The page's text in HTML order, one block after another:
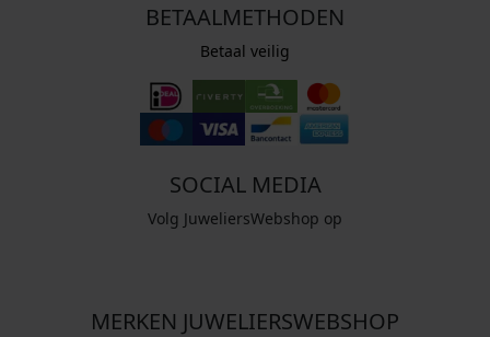
BETAALMETHODEN
Betaal veilig
SOCIAL MEDIA
Volg JuweliersWebshop op
MERKEN JUWELIERSWEBSHOP